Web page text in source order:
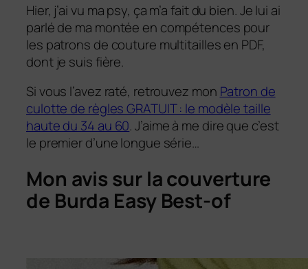
Hier, j’ai vu ma psy, ça m’a fait du bien. Je lui ai
parlé de ma montée en compétences pour
les patrons de couture multitailles en PDF,
dont je suis fière.
Si vous l’avez raté, retrouvez mon Patron de
culotte de règles GRATUIT : le modèle taille
haute du 34 au 60. J’aime à me dire que c’est
le premier d’une longue série…
Mon avis sur la couverture
de Burda Easy Best-of